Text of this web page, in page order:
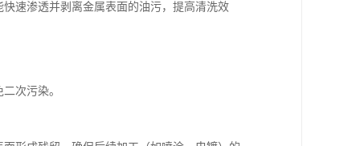
速渗透并剥离金属表面的油污，提高清洗效
次污染。